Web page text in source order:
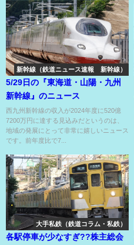
新幹線（鉄道ニュース速報 新幹線）
5/29日の『東海道・山陽・九州
新幹線』のニュース
西九州新幹線の収入が2024年度に520億
7200万円に達する見込みだというのは、
地域の発展にとって非常に嬉しいニュース
です。前年度比で7...
大手私鉄（鉄道コラム・私鉄）
各駅停車が少なすぎ??株主総会